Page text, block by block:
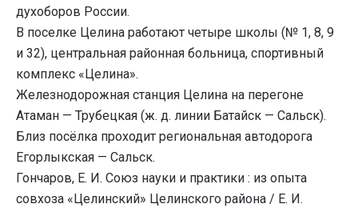
духоборов России.
В поселке Целина работают четыре школы (№ 1, 8, 9
и 32), центральная районная больница, спортивный
комплекс «Целина».
Железнодорожная станция Целина на перегоне
Атаман — Трубецкая (ж. д. линии Батайск — Сальск).
Близ посёлка проходит региональная автодорога
Егорлыкская — Сальск.
Гончаров, Е. И. Союз науки и практики : из опыта
совхоза «Целинский» Целинского района / Е. И.